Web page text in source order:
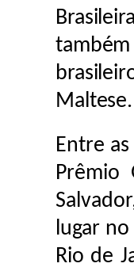
Maltese.
Entre
Prêmio
lugar
Rio de